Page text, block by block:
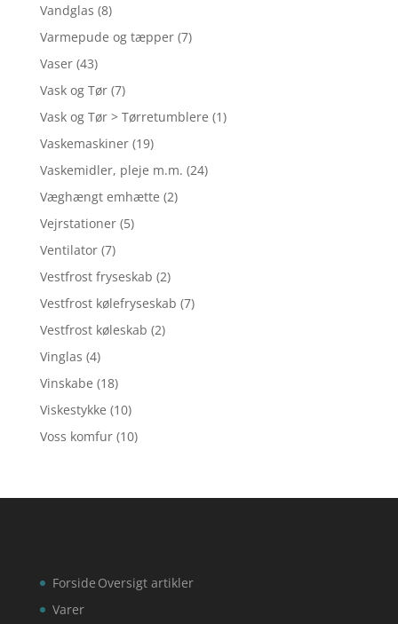
Vandglas (8)
Varmepude og tæpper (7)
Vaser (43)
Vask og Tør (7)
Vask og Tør > Tørretumblere (1)
Vaskemaskiner (19)
Vaskemidler, pleje m.m. (24)
Væghængt emhætte (2)
Vejrstationer (5)
Ventilator (7)
Vestfrost fryseskab (2)
Vestfrost kølefryseskab (7)
Vestfrost køleskab (2)
Vinglas (4)
Vinskabe (18)
Viskestykke (10)
Voss komfur (10)
Forside
Varer
Oversigt artikler